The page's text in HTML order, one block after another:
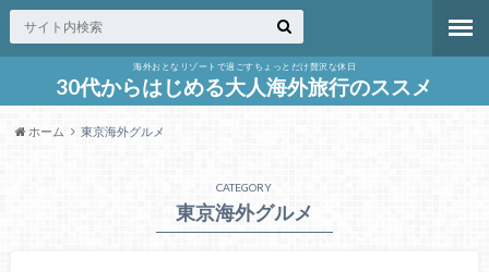
海外おとなリゾートで過ごすちょっとだけ贅沢な休日
30代からはじめる大人海外旅行のススメ
ホーム 東京海外グルメ
CATEGORY
東京海外グルメ